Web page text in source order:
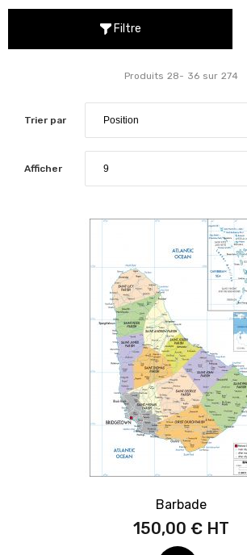
Filtre
Trier par
Produits 28- 36 sur 274
Afficher
Barbade
150,00 €